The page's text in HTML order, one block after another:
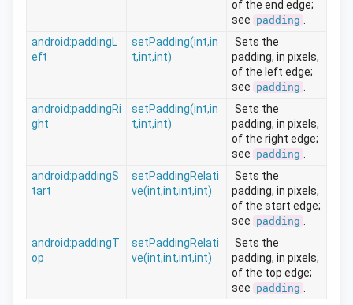
of the end edge;
see padding
android:paddingL
eft
setPadding(int,in
t,int,int)
Sets the
padding, in pixels,
of the left edge;
see padding
android:paddingRi
ght
setPadding(int,in
t,int,int)
Sets the
padding, in pixels,
of the right edge;
see padding
android:paddingS
tart
setPaddingRelati
ve(int,int,int,int)
Sets the
padding, in pixels,
of the start edge;
see padding
android:paddingT
op
setPaddingRelati
ve(int,int,int,int)
Sets the
padding, in pixels,
of the top edge;
see padding